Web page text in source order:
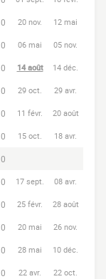
0 20 nov. 12 mai
0 06 mai 05 nov.
0 14 août 14 déc.
0 29 oct. 29 avr.
0 11 févr. 20 août
0 15 oct. 18 avr.
0
0 17 sept. 08 avr.
0 25 févr. 28 août
0 20 mai 26 nov.
0 28 mai 10 déc.
0 22 avr. 22 oct.